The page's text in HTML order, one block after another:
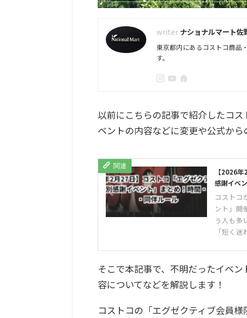
ナショナルマート佐
東京都内にあるコストコ商品
す。
以前にこちらの記事で紹介したコ
ベントの内容などに変更や公式から
【2026
感謝イベ
コストコ
ント」開
う人も多
「短く
そこで本記事で、不明だったイベ
容についてなどを解説します！
コストコの「エグゼクティブ会員様